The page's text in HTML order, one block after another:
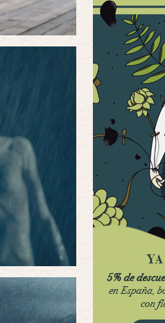
Por encima
Por: Luar
Por encima
Por: Luar
Possession
Se llama la
Obsession
Por: Mariano
Obsession
Por: Chica Stark